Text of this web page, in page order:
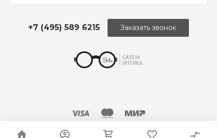
+7 (495) 589 6215 Заказать звонок